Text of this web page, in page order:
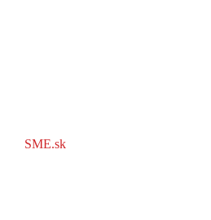
SME.sk